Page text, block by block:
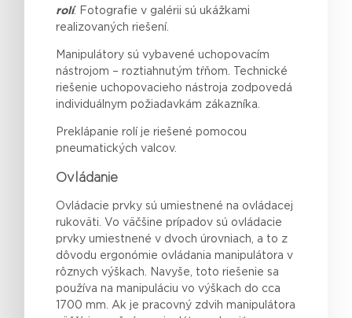
rolí. Fotografie v galérii sú ukážkami
realizovaných riešení.
Manipulátory sú vybavené uchopovacím
nástrojom – roztiahnutým tŕňom. Technické
riešenie uchopovacieho nástroja zodpovedá
individuálnym požiadavkám zákazníka.
Preklápanie rolí je riešené pomocou
pneumatických valcov.
Ovládanie
Ovládacie prvky sú umiestnené na ovládacej
rukoväti. Vo väčšine prípadov sú ovládacie
prvky umiestnené v dvoch úrovniach, a to z
dôvodu ergonómie ovládania manipulátora v
rôznych výškach. Navyše, toto riešenie sa
používa na manipuláciu vo výškach do cca
1700 mm. Ak je pracovný zdvih manipulátora